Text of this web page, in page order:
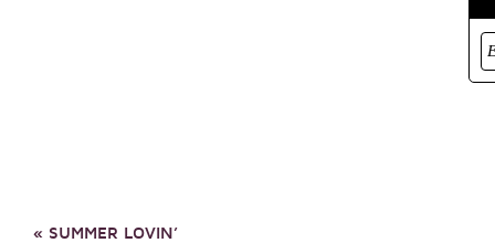
« SUMMER LOVIN’